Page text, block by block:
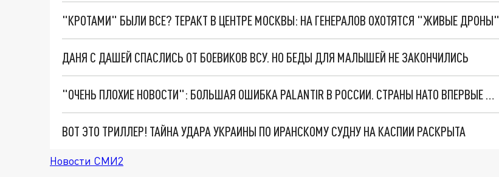
"КРОТАМИ" БЫЛИ ВСЕ? ТЕРАКТ В ЦЕНТРЕ МОСКВЫ: НА ГЕНЕРАЛОВ ОХОТЯТСЯ "ЖИВЫЕ ДРОНЫ"
ДАНЯ С ДАШЕЙ СПАСЛИСЬ ОТ БОЕВИКОВ ВСУ. НО БЕДЫ ДЛЯ МАЛЫШЕЙ НЕ ЗАКОНЧИЛИСЬ
"ОЧЕНЬ ПЛОХИЕ НОВОСТИ": БОЛЬШАЯ ОШИБКА PALANTIR В РОССИИ. СТРАНЫ НАТО ВПЕРВЫЕ ЗА СВО ОСТАНОВИЛИ ПОСТАВКИ ОРУЖИЯ. ВСУ ТЕРЯЮТ ПРИГРАНИЧЬЕ?
ВОТ ЭТО ТРИЛЛЕР! ТАЙНА УДАРА УКРАИНЫ ПО ИРАНСКОМУ СУДНУ НА КАСПИИ РАСКРЫТА
Новости СМИ2